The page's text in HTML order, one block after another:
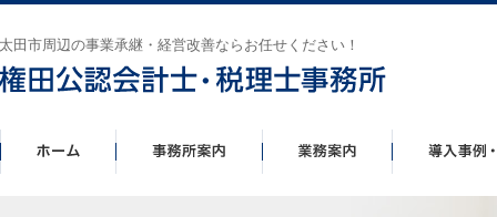
太田市周辺の事業承継・経営改善ならお任せください！